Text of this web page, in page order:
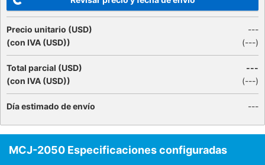
Precio unitario (USD)
(con IVA (USD))
---
(---)
Total parcial (USD)
(con IVA (USD))
---
(---)
Día estimado de envío ---
MCJ-2050 Especificaciones configuradas